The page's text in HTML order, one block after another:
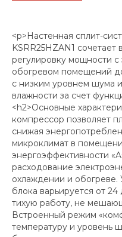
<p>Настенная сплит-
KSRR25HZAN1
регулировку мощности
обогревом помещений
с низким уровнем шума
влажности за счет
<h2>Основные
компрессор позволяет
снижая
микроклимат в
энергоэффективности
расходование
охлаждении и
блока варьируется от
тихую работу, не
Встроенный режим
температуру и уровень